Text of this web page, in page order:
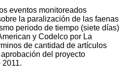
eventos monitoreados
la paralización de las faenas
periodo de tiempo (siete días)
y Codelco por La
de cantidad de artículos
del proyecto
2011.